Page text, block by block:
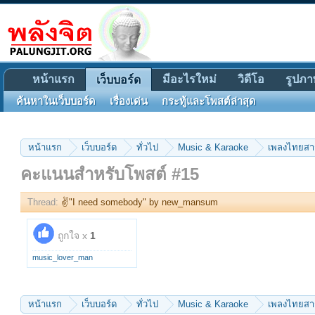
หน้าแรก เว็บบอร์ด ทั่วไป Music & Karaoke เพลงไทยส
คะแนนสำหรับโพสต์ #15
Thread: ✌"I need somebody" by new_mansum
ถูกใจ x 1
music_lover_man
หน้าแรก เว็บบอร์ด ทั่วไป Music & Karaoke เพลงไทยส
หน้าแรก เว็บบอร์ด
ค้นหาในเว็บบอร์ด เรื่องเด่น กระทู้และโพสต์ล่าสุด
มีอะไรใหม่ วิดีโอ รูปภ